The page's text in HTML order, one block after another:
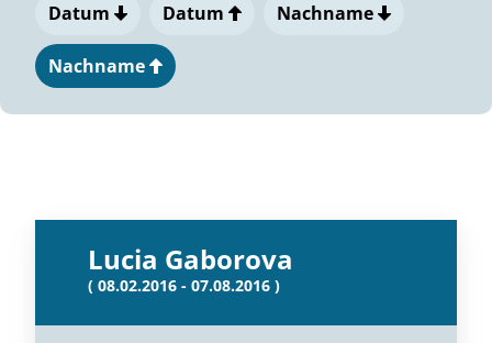
Datum Datum Nachname
Nachname
Lucia Gaborova
( 08.02.2016 - 07.08.2016 )